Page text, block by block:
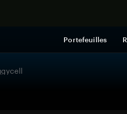
Portefeuilles